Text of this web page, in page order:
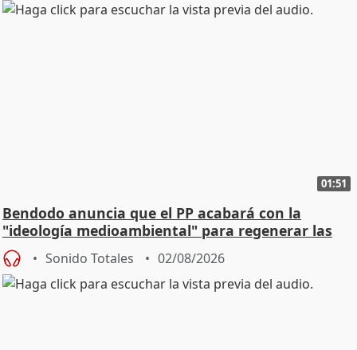
01:51
Bendodo anuncia que el PP acabará con la
"ideología medioambiental" para regenerar las
playas
Sonido Totales 02/08/2026